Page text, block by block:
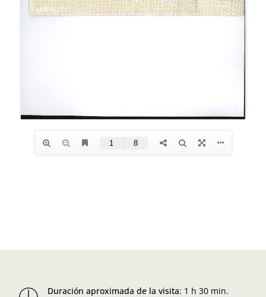
Duración aproximada de la visita: 1 h 30 min.